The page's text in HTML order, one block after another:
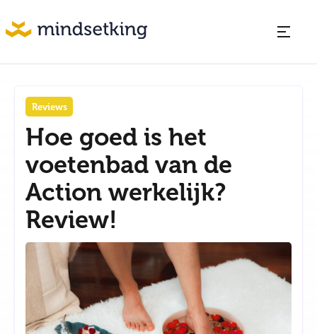
Reviews
Hoe goed is het
voetenbad van de
Action werkelijk?
Review!